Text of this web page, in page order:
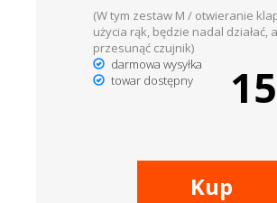
(W tym zestaw M / otwieranie
użycia rąk, będzie nadal działać,
przesunąć czujnik)
darmowa wysyłka
towar dostępny
Kup